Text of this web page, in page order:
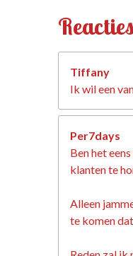
Reacties
Tiffany
Ik wil een
Per7days
Ben het
klanten te
Alleen
te komen